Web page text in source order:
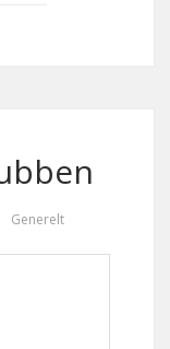
Generelt